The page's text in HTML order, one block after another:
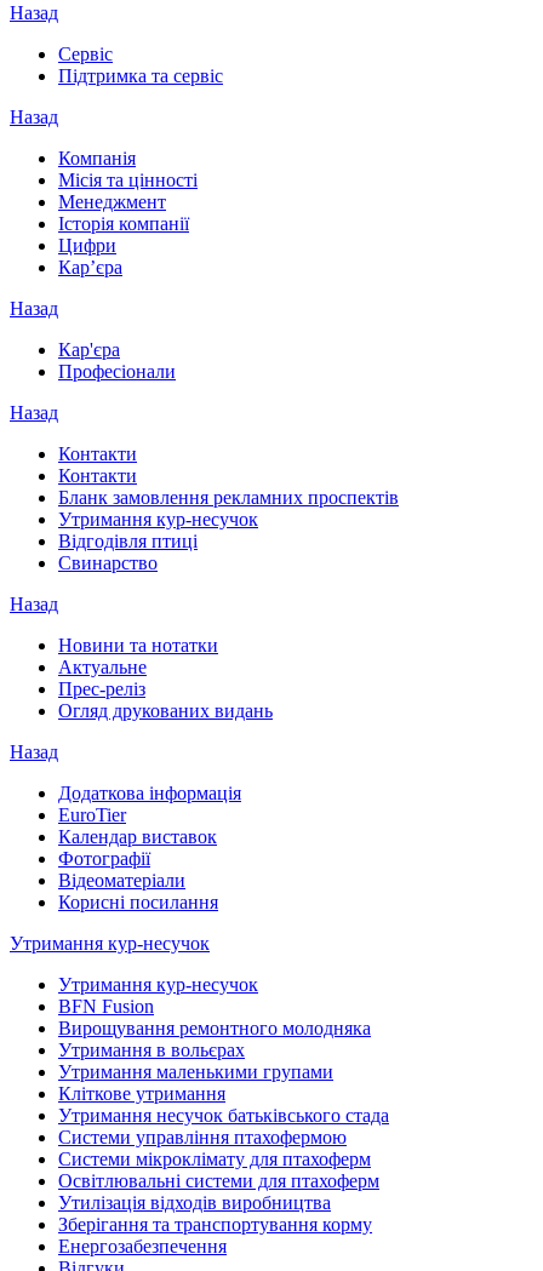
Назад
Сервіс
Підтримка та сервіс
Назад
Компанія
Місія та цінності
Менеджмент
Історія компанії
Цифри
Кар’єра
Назад
Кар'єра
Професіонали
Назад
Контакти
Контакти
Бланк замовлення рекламних проспектів
Утримання кур-несучок
Відгодівля птиці
Свинарство
Назад
Новини та нотатки
Актуальне
Прес-реліз
Огляд друкованих видань
Назад
Додаткова інформація
EuroTier
Календар виставок
Фотографії
Відеоматеріали
Корисні посилання
Утримання кур-несучок
Утримання кур-несучок
BFN Fusion
Вирощування ремонтного молодняка
Утримання в вольєрах
Утримання маленькими групами
Кліткове утримання
Утримання несучок батьківського стада
Системи управління птахофермою
Системи мікроклімату для птахоферм
Освітлювальні системи для птахоферм
Утилізація відходів виробництва
Зберігання та транспортування корму
Енергозабезпечення